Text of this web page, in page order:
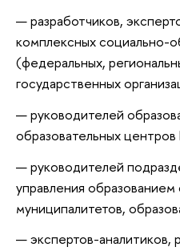
разработчиков,
комплексных социально-
(федеральных,
государственных
руководителей
образовательных
руководителей
управления
муниципалитетов,
экспертов-аналитиков,